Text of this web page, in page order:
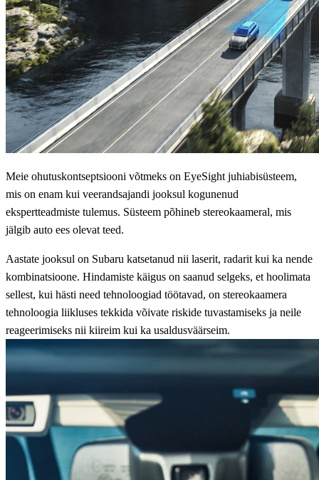
Meie ohutuskontseptsiooni võtmeks on EyeSight juhiabisüsteem,
mis on enam kui veerandsajandi jooksul kogunenud
ekspertteadmiste tulemus. Süsteem põhineb stereokaameral, mis
jälgib auto ees olevat teed.
Aastate jooksul on Subaru katsetanud nii laserit, radarit kui ka nende
kombinatsioone. Hindamiste käigus on saanud selgeks, et hoolimata
sellest, kui hästi need tehnoloogiad töötavad, on stereokaamera
tehnoloogia liikluses tekkida võivate riskide tuvastamiseks ja neile
reageerimiseks nii kiireim kui ka usaldusväärseim.